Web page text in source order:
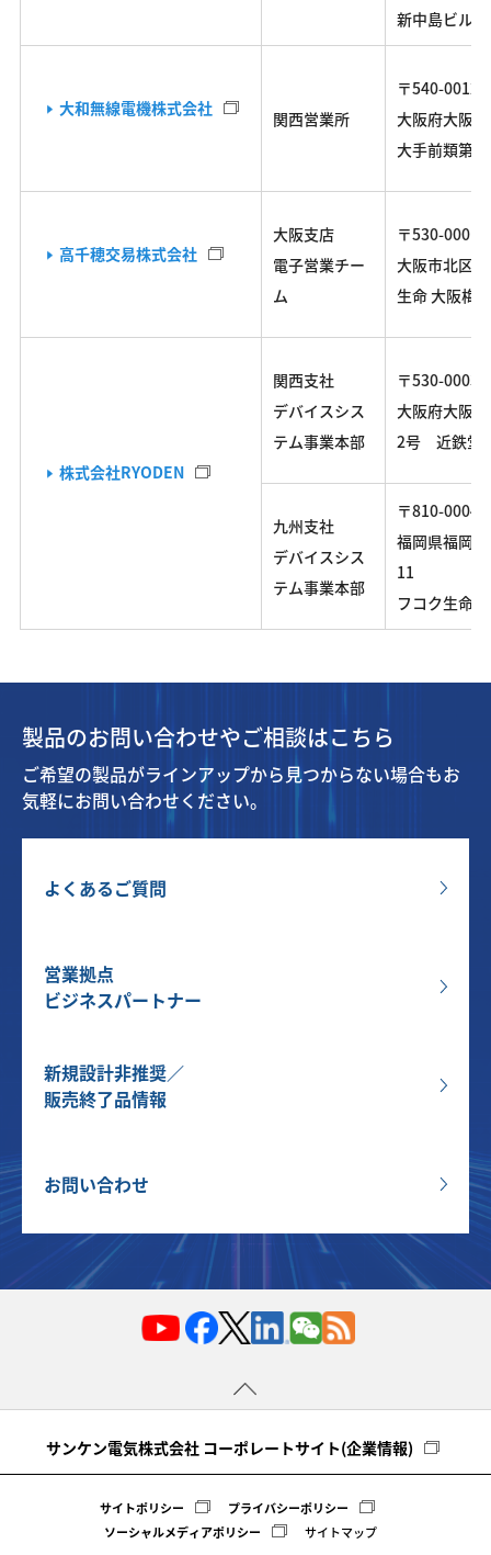
新中島ビル7
大和無線電機株式会社 関西営業所
〒540-0012
大阪府大阪
大手前類第
高千穂交易株式会社
大阪支店
電子営業チー
ム
〒530-0001
大阪市北区
生命 大阪梅
株式会社RYODEN
関西支社
デバイスシス
テム事業本部
〒530-0003
大阪府大阪
2号 近鉄堂
九州支社
デバイスシス
テム事業本部
〒810-0004
福岡県福岡
11
フコク生命
製品のお問い合わせやご相談はこちら
ご希望の製品がラインアップから見つからない場合もお
気軽にお問い合わせください。
よくあるご質問
営業拠点
ビジネスパートナー
新規設計非推奨／
販売終了品情報
お問い合わせ
サンケン電気株式会社 コーポレートサイト(企業情報)
サイトポリシー
プライバシーポリシー
ソーシャルメディアポリシー
サイトマップ